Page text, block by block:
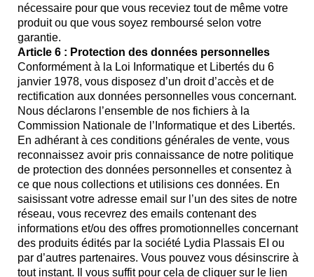
nécessaire pour que vous receviez tout de même votre
produit ou que vous soyez remboursé selon votre
garantie.
Article 6 : Protection des données personnelles
Conformément à la Loi Informatique et Libertés du 6
janvier 1978, vous disposez d’un droit d’accès et de
rectification aux données personnelles vous concernant.
Nous déclarons l’ensemble de nos fichiers à la
Commission Nationale de l’Informatique et des Libertés.
En adhérant à ces conditions générales de vente, vous
reconnaissez avoir pris connaissance de notre politique
de protection des données personnelles et consentez à
ce que nous collections et utilisions ces données. En
saisissant votre adresse email sur l’un des sites de notre
réseau, vous recevrez des emails contenant des
informations et/ou des offres promotionnelles concernant
des produits édités par la société Lydia Plassais EI ou
par d’autres partenaires. Vous pouvez vous désinscrire à
tout instant. Il vous suffit pour cela de cliquer sur le lien